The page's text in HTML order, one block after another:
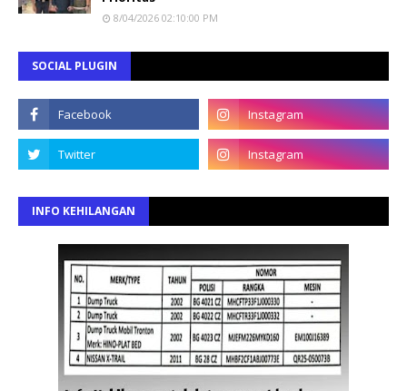
8/04/2026 02:10:00 PM
SOCIAL PLUGIN
INFO KEHILANGAN